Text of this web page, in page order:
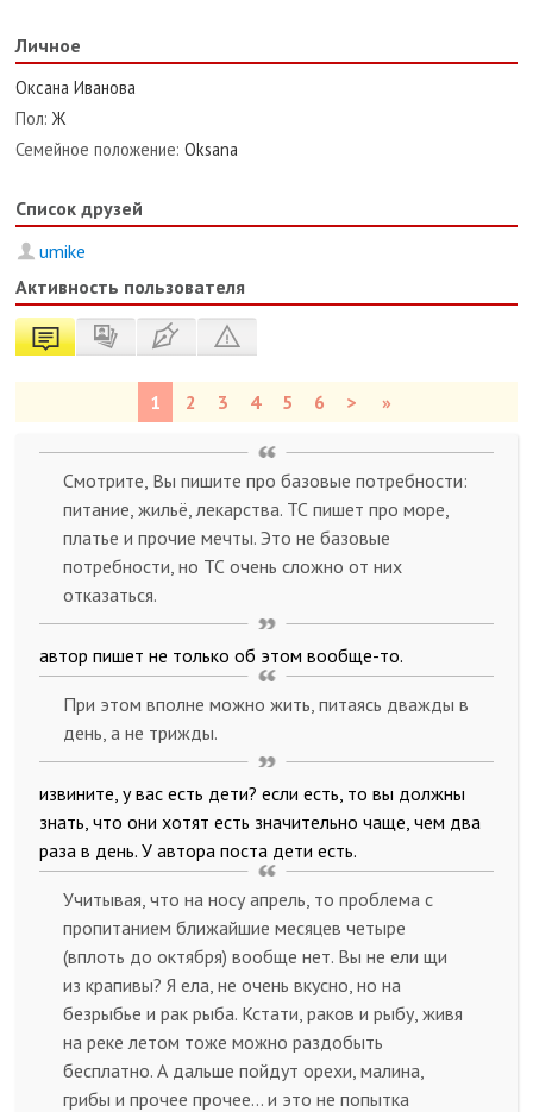
Личное
Оксана Иванова
Пол: Ж
Семейное положение: Oksana
Список друзей
umike
Активность пользователя
1 2 3 4 5 6 > »
Смотрите, Вы пишите про базовые потребности:
питание, жильё, лекарства. ТС пишет про море,
платье и прочие мечты. Это не базовые
потребности, но ТС очень сложно от них
отказаться.
автор пишет не только об этом вообще-то.
При этом вполне можно жить, питаясь дважды в
день, а не трижды.
извините, у вас есть дети? если есть, то вы должны
знать, что они хотят есть значительно чаще, чем два
раза в день. У автора поста дети есть.
Учитывая, что на носу апрель, то проблема с
пропитанием ближайшие месяцев четыре
(вплоть до октября) вообще нет. Вы не ели щи
из крапивы? Я ела, не очень вкусно, но на
безрыбье и рак рыба. Кстати, раков и рыбу, живя
на реке летом тоже можно раздобыть
бесплатно. А дальше пойдут орехи, малина,
грибы и прочее прочее… и это не попытка